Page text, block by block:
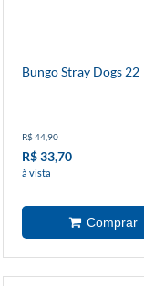
Bungo Stray Dogs 22
R$ 44,90
R$ 33,70
à vista